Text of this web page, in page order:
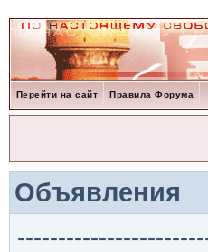
Перейти на сайт Правила Форума
Объявления